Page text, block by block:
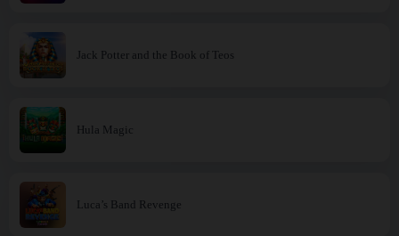
Jack Potter and the Book of Teos
Hula Magic
Luca’s Band Revenge